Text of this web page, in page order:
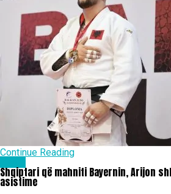
Continue Reading
Shqiptari që mahniti Bayernin, Arijon
asistime